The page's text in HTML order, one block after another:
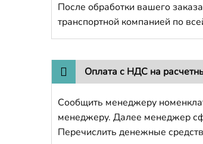
После обработки вашего
транспортной компанией по
Оплата с НДС на
Сообщить менеджеру
менеджеру. Далее менеджер
Перечислить денежные